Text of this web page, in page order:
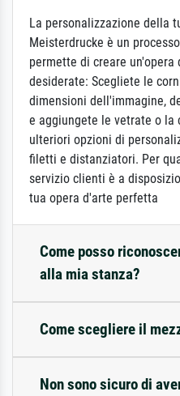
La personalizzazione della
Meisterdrucke è un
permette di creare
desiderate: Scegliete le
dimensioni dell'immagine,
e aggiungete le vetrate o la
ulteriori opzioni di
filetti e distanziatori. Per
servizio clienti è a
tua opera d'arte perfetta
Come posso
alla mia stanza?
Come scegliere il
Non sono sicuro di